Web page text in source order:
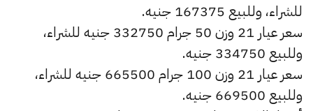
للشراء، وللبيع 167375 جنيه.
سعر عيار 21 وزن 50 جرام 332750 جنيه للشراء،
وللبيع 334750 جنيه.
سعر عيار 21 وزن 100 جرام 665500 جنيه للشراء،
وللبيع 669500 جنيه.